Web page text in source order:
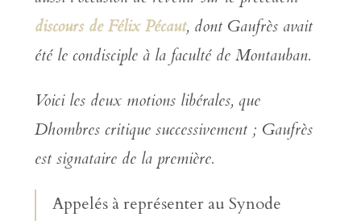
discours de Félix Pécaut, dont Gaufrès avait
été le condisciple à la faculté de Montauban.
Voici les deux motions libérales, que
Dhombres critique successivement ; Gaufrès
est signataire de la première.
Appelés à représenter au Synode